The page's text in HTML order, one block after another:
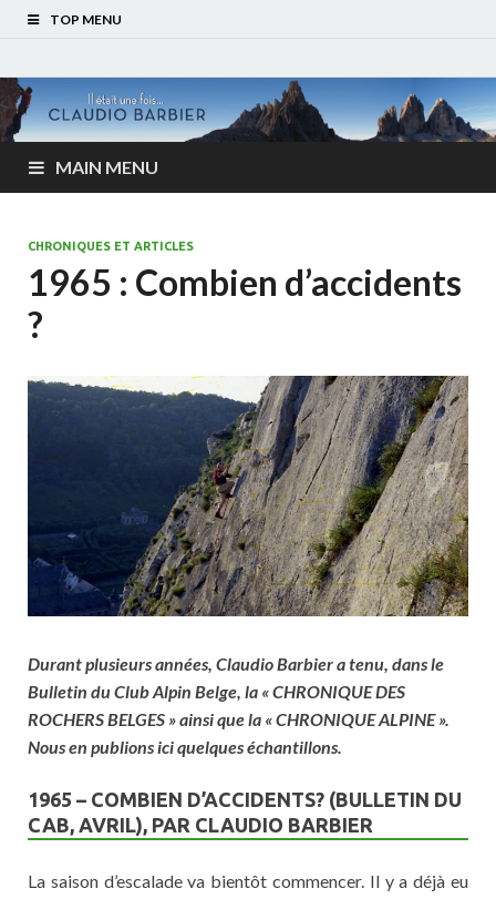
TOP MENU
MAIN MENU
CHRONIQUES ET ARTICLES
1965 : Combien d’accidents
?
Durant plusieurs années, Claudio Barbier a tenu, dans le
Bulletin du Club Alpin Belge, la « CHRONIQUE DES
ROCHERS BELGES » ainsi que la « CHRONIQUE ALPINE ».
Nous en publions ici quelques échantillons.
1965 – COMBIEN D’ACCIDENTS? (BULLETIN DU
CAB, AVRIL), PAR CLAUDIO BARBIER
La saison d’escalade va bientôt commencer. Il y a déjà eu